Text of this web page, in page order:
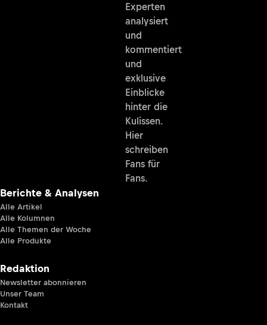
Experten
analysiert
und
kommentiert
und
exklusive
Einblicke
hinter die
Kulissen.
Hier
schreiben
Fans für
Fans.
Berichte & Analysen
Alle Artikel
Alle Kolumnen
Alle Themen der Woche
Alle Produkte
Redaktion
Newsletter abonnieren
Unser Team
Kontakt